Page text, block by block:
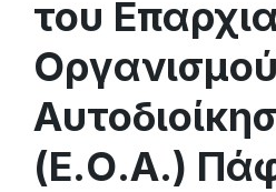
του
Οργανισμού
(Ε.Ο.Α.)